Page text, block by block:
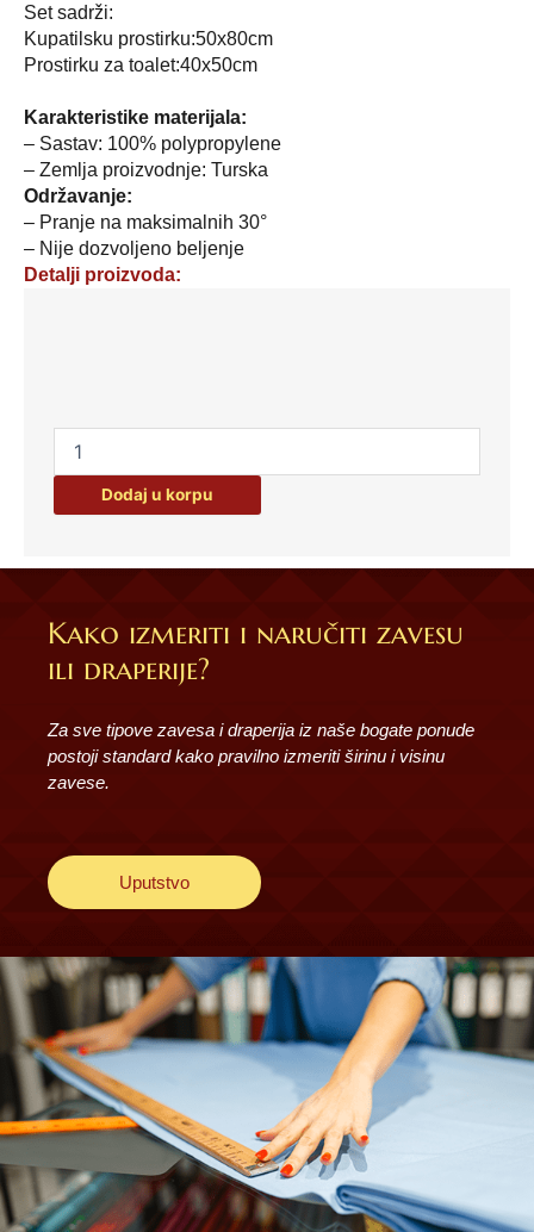
Set sadrži:
Kupatilsku prostirku:50x80cm
Prostirku za toalet:40x50cm
Karakteristike materijala:
– Sastav: 100% polypropylene
– Zemlja proizvodnje: Turska
Održavanje:
– Pranje na maksimalnih 30°
– Nije dozvoljeno beljenje
Detalji proizvoda:
kupatilo
50x80cm
cvet
Dodaj u korpu
Kako izmeriti i naručiti zavesu
ili draperije?
Za sve tipove zavesa i draperija iz naše bogate ponude
postoji standard kako pravilno izmeriti širinu i visinu
zavese.
Uputstvo